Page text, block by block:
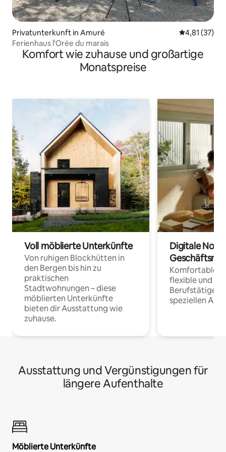
Privatunterkunft in Amuré
4,81 (37)
Ferienhaus l'Orée du marais
Komfort wie zuhause und großartige
Monatspreise
Voll möblierte Unterkünfte
Von ruhigen Blockhütten in
den Bergen bis hin zu
praktischen
Stadtwohnungen – diese
möblierten Unterkünfte
bieten dir Ausstattung wie
zuhause.
Digitale
Komfortable
flexible und
Berufstätige
speziellen
Ausstattung und Vergünstigungen für
längere Aufenthalte
Möblierte Unterkünfte